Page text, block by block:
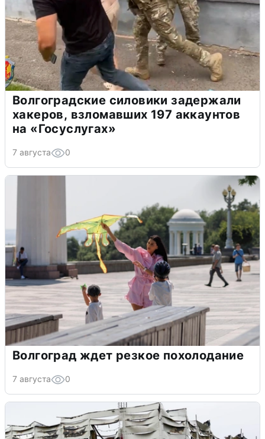
Волгоградские силовики задержали
хакеров, взломавших 197 аккаунтов
на «Госуслугах»
7 августа 0
Волгоград ждет резкое похолодание
7 августа 0